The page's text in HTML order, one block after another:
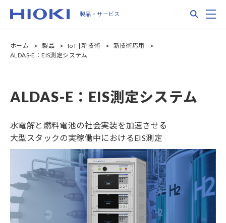
main
製品・サービス
ホーム 製品 IoT | 新技術
新技術応用
ALDAS-E：EIS測定システム
ALDAS-E：EIS測定システム
水電解と燃料電池の社会実装を加速させる
大型スタックの実稼働中におけるEIS測定